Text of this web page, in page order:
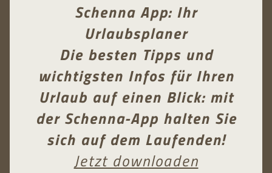
Schenna App: Ihr
Urlaubsplaner
Die besten Tipps und
wichtigsten Infos für Ihren
Urlaub auf einen Blick: mit
der Schenna-App halten Sie
sich auf dem Laufenden!
Jetzt downloaden